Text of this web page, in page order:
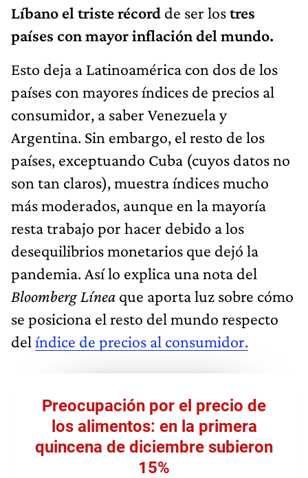
Líbano el triste récord de ser lostres
países con mayor inflación del mundo.
Esto deja a Latinoamérica con dos de los
países con mayores índices de precios al
consumidor, a saber Venezuela y
Argentina. Sin embargo, el resto de los
países, exceptuando Cuba (cuyos datos no
son tan claros), muestra índices mucho
más moderados, aunque en la mayoría
resta trabajo por hacer debido a los
desequilibrios monetarios que dejó la
pandemia. Así lo explica una nota del
Bloomberg Línea que aporta luz sobre cómo
se posiciona el resto del mundo respecto
del índice de precios al consumidor.
Preocupación por el precio de
los alimentos: en la primera
quincena de diciembre subieron
15%